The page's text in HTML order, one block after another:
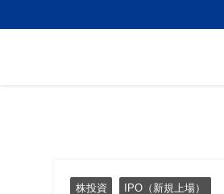
株投資 IPO（新規上場）